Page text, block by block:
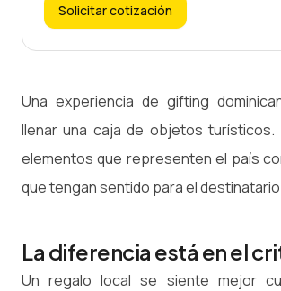
Solicitar cotización
Una experiencia de gifting
llenar una caja de objetos turísticos.
elementos que representen el país
que tengan sentido para el
La diferencia está en el
Un regalo local se siente mejor